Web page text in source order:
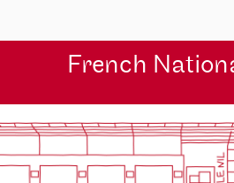
French